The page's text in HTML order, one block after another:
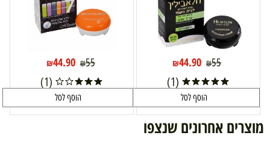
₪55
₪44.90
(1)
הוסף לסל
₪55
₪44.90
(1)
הוסף לסל
מוצרים אחרונים שנצפו